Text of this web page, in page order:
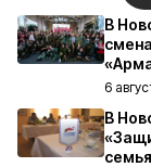
В
6
В